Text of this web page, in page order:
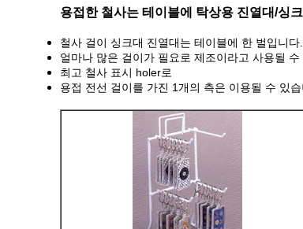
용접한 철사는 테이블에 탁상용 진열대/싱
철사 걸이 싱크대 진열대는 테이블에 한 벌입니다.
얼마나 많은 걸이가 필요로 제조이라고 사용될 수
최고 철사 표시 holer로
용접 전선 걸이를 가진 1개의 측은 이용될 수 있